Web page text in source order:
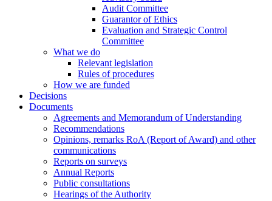
Audit Committee
Guarantor of Ethics
Evaluation and Strategic Control
Committee
What we do
Relevant legislation
Rules of procedures
How we are funded
Decisions
Documents
Agreements and Memorandum of Understanding
Recommendations
Opinions, remarks RoA (Report of Award) and other
communications
Reports on surveys
Annual Reports
Public consultations
Hearings of the Authority